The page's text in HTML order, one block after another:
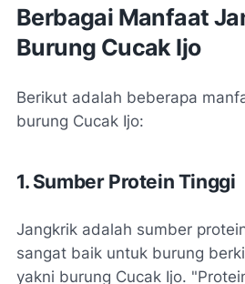
Berbagai Manfaat
Burung Cucak Ijo
Berikut adalah beberapa
burung Cucak Ijo:
1. Sumber Protein Tinggi
Jangkrik adalah sumber
sangat baik untuk burung
yakni burung Cucak Ijo.